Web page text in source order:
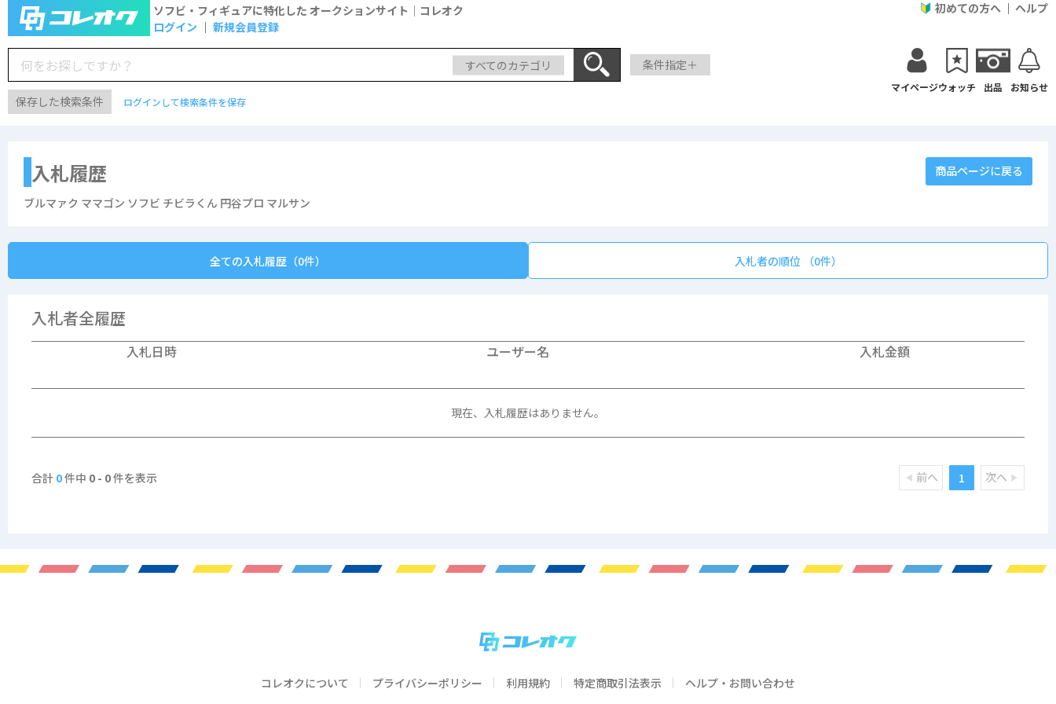
ソフビ・フィギュアに特化した オークションサイト｜コレオク
ログイン
新規会員登録
初めての方へ ヘルプ
すべてのカテゴリ 条件指定＋
保存した検索条件 ログインして検索条件を保存
マイページウォッチ 出品 お知らせ
入札履歴 商品ページに戻る
ブルマァク ママゴン ソフビ チビラくん 円谷プロ マルサン
全ての入札履歴（0件） 入札者の順位 （0件）
入札者全履歴
入札日時 ユーザー名 入札金額
現在、入札履歴はありません。
合計 0件中 0 - 0件を表示 前へ 1 次へ
コレオクについて プライバシーポリシー 利用規約 特定商取引法表示 ヘルプ・お問い合わせ